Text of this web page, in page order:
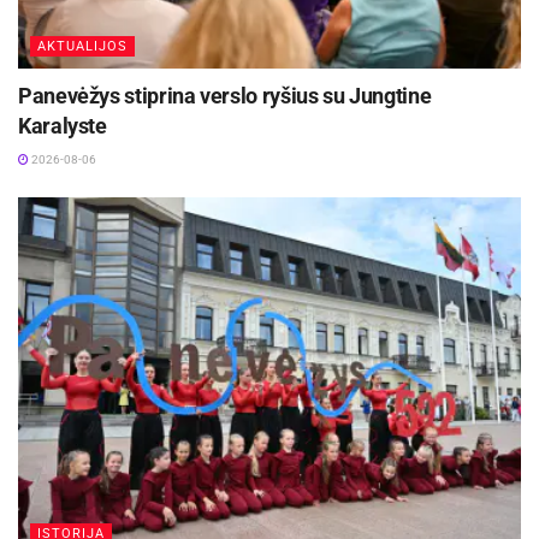
AKTUALIJOS
Panevėžys stiprina verslo ryšius su Jungtine
Karalyste
2026-08-06
ISTORIJA